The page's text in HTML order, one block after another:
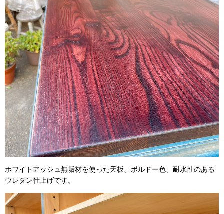
ホワイトアッシュ無垢材を使った天板、ボルドー色、耐水性のある
ウレタン仕上げです。